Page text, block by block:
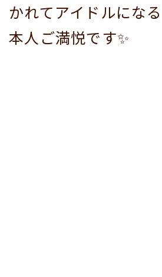
かれてアイドルにな
本人ご満悦です✨